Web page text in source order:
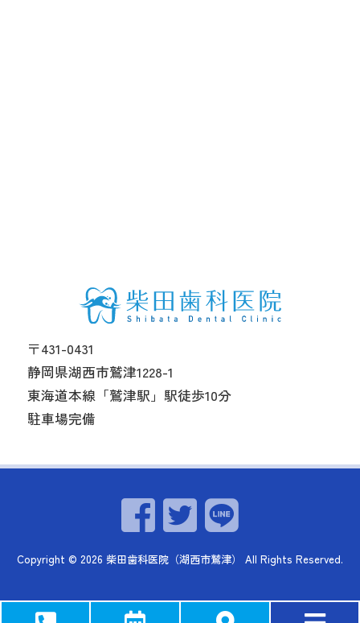
〒431-0431
静岡県湖西市鷲津1228-1
東海道本線「鷲津駅」駅徒歩10分
駐車場完備
Copyright © 2026 柴田歯科医院（湖西市鷲津） All Rights Reserved.